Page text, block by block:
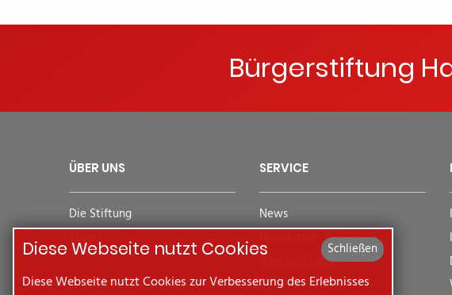
Bürgerstiftung
ÜBER UNS
Die Stiftung
SERVICE
News
Interner Login
Schließen
Diese Webseite nutzt Cookies
Diese Webseite nutzt Cookies zur Verbesserung des Erlebnisses